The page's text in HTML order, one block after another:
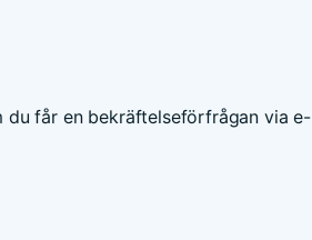
du får en bekräftelseförfrågan via e-